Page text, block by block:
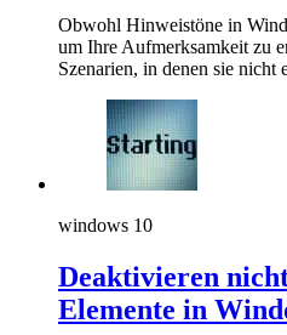
Obwohl Hinweistöne in
um Ihre Aufmerksamkeit zu
Szenarien, in denen sie nicht
windows 10
Deaktivieren
Elemente in